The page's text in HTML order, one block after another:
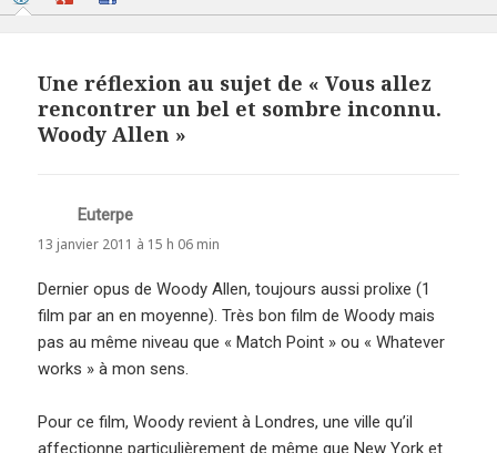
Une réflexion au sujet de « Vous allez
rencontrer un bel et sombre inconnu.
Woody Allen »
Euterpe
13 janvier 2011 à 15 h 06 min
Dernier opus de Woody Allen, toujours aussi prolixe (1
film par an en moyenne). Très bon film de Woody mais
pas au même niveau que « Match Point » ou « Whatever
works » à mon sens.
Pour ce film, Woody revient à Londres, une ville qu’il
affectionne particulièrement de même que New York et